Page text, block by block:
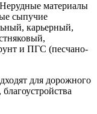
материалы
сыпучие
карьерный,
и ПГС (песчано-
для дорожного